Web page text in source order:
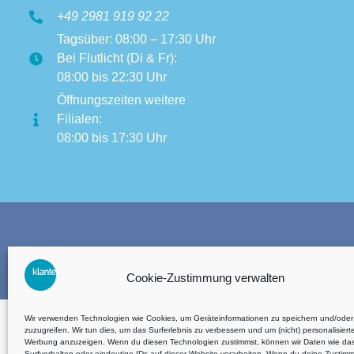
Cookie-Zustimmung verwalten
Wir verwenden Technologien wie Cookies, um Geräteinformationen zu speichern und/
zuzugreifen. Wir tun dies, um das Surferlebnis zu verbessern und um (nicht) personalisierte
Werbung anzuzeigen. Wenn du diesen Technologien zustimmst, können wir Daten wie
+49 2981 919 92 22
Tagsüber: 08:00 – 17:30 Uhr
Bei Flutlicht (Di & Fr):
08:00 bis 22:30 Uhr
Öffnungszeiten weitere
Filialen:
08:00 bis 17:30 Uhr